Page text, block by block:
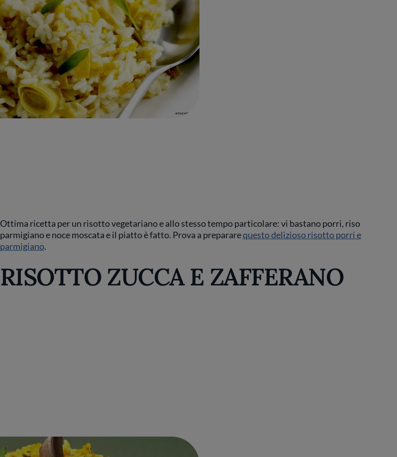
Ottima ricetta per un risotto vegetariano e allo stesso tempo particolare: vi bastano porri, riso
parmigiano e noce moscata e il piatto è fatto. Prova a prepararequesto delizioso risotto porri e
parmigiano.
RISOTTO ZUCCA E ZAFFERANO